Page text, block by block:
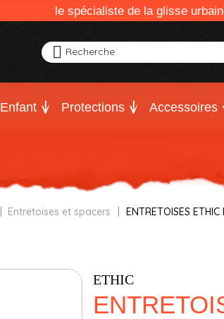
le spécialiste de la glisse
Recherche
Enfant Protections Accessoires
Entretoises et spacers ENTRETOISES
ETHIC